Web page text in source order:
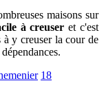
maisons sur
à creuser et c'est
à y creuser la cour de
18